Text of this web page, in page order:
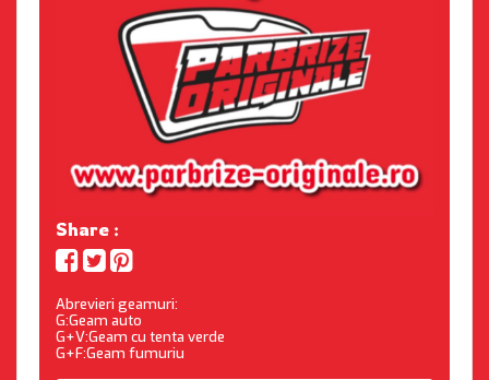
Share :
Abrevieri geamuri:
G:Geam auto
G+V:Geam cu tenta verde
G+F:Geam fumuriu